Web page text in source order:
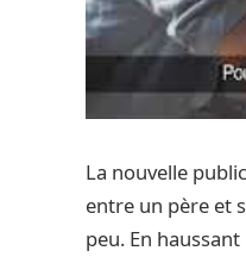
La nouvelle
entre un père et
peu. En